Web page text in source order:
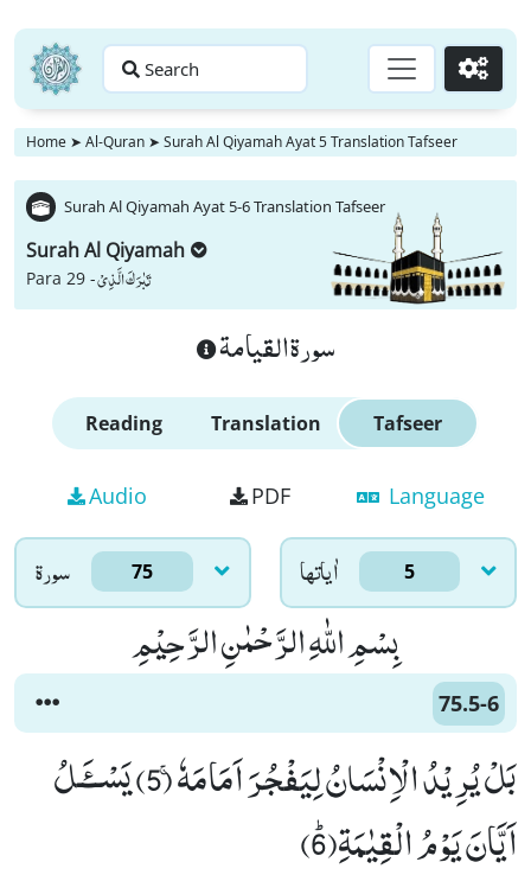
Search Go
Home ➤ Al-Quran ➤ Surah Al Qiyamah Ayat 5 Translation Tafseer
Surah Al Qiyamah Ayat 5-6 Translation Tafseer
Surah Al Qiyamah
Para 29 -تَبٰرَكَ الَّذِیْ
سورة القيامة
Reading Translation Tafseer
Audio PDF Language
سورۃ 75 اٰياتها 5
بِسْمِ اللّٰهِ الرَّحْمٰنِ الرَّحِیْمِ
75.5-6
بَلْ یُرِیْدُ الْاِنْسَانُ لِیَفْجُرَ اَمَامَهٗۚ (5) یَسْــٴَـلُ
اَیَّانَ یَوْمُ الْقِیٰمَةِﭤ(6)